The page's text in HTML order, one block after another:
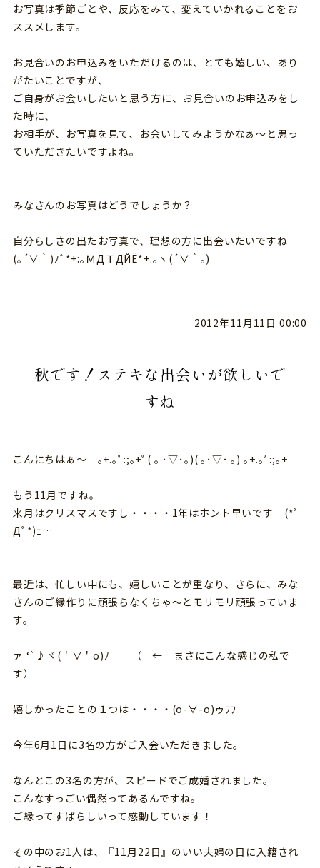
お写真は季節ごとや、反応をみて、変えていかれることをお
ススメします。
お見合いのお申込みをいただけるのは、とても嬉しい、あり
がたいことですが、
ご自身がお会いしたいと思う方に、お見合いのお申込みをし
た時に、
お相手が、お写真を見て、お会いしてみようかなぁ～と思っ
ていただきたいですよね。
みなさんのお写真はどうでしょうか？
自分らしさの出たお写真で、理想の方に出会いたいですね
(｡´∀｀)ﾉﾞ*+:｡ＭДＴДЙЁ*+:｡ヽ(´∀｀｡)
2012年11月11日 00:00
秋です！ステキな出会いが欲しいで
すね
こんにちはぁ～ ｡+.｡ﾟ:;｡+ﾟ( ｡ ･▽･｡)( ｡･▽･ ｡) ｡+.｡ﾟ:;｡+
もう11月ですね。
来月はクリスマスですし・・・・1年はホント早いです (*ﾟ
Дﾟ*)ｪ…
最近は、忙しい中にも、嬉しいことが重なり、さらに、みな
さんのご縁作りに頑張らなくちゃ～とモリモリ頑張っていま
す。
ァ ‘`♪ヾ(＇∀＇o)ﾉ （ ← まさにこんな感じの私で
す）
嬉しかったことの１つは・・・・(o-∀-o)ゥﾌﾌ
今年6月1日に3名の方がご入会いただきました。
なんとこの3名の方が、スピードでご成婚されました。
こんなすっごい偶然ってあるんですね。
ご縁ってすばらしいって感動しています！
その中のお1人は、『11月22日』のいい夫婦の日に入籍され